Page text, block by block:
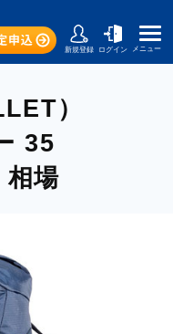
新規登録 ログイン メニュー
）
35
相場